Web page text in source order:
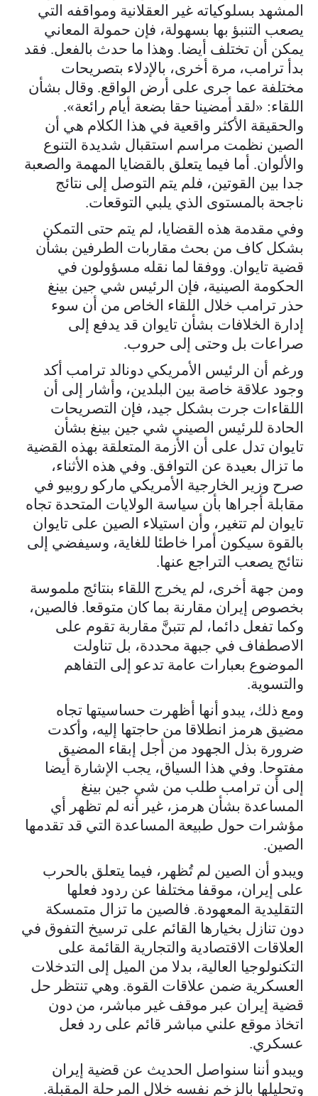
المشهد بسلوكياته غير العقلانية ومواقفه التي
يصعب التنبؤ بها بسهولة، فإن حمولة المعاني
يمكن أن تختلف أيضا. وهذا ما حدث بالفعل. فقد
بدأ ترامب، مرة أخرى، بالإدلاء بتصريحات
مختلفة عما جرى على أرض الواقع. وقال بشأن
اللقاء: «لقد أمضينا حقا بضعة أيام رائعة».
والحقيقة الأكثر واقعية في هذا الكلام هي أن
الصين نظمت مراسم استقبال شديدة التنوع
والألوان. أما فيما يتعلق بالقضايا المهمة والصعبة
جدا بين القوتين، فلم يتم التوصل إلى نتائج
ناجحة بالمستوى الذي يلبي التوقعات.
وفي مقدمة هذه القضايا، لم يتم حتى التمكن
بشكل كاف من بحث مقاربات الطرفين بشأن
قضية تايوان. ووفقا لما نقله مسؤولون في
الحكومة الصينية، فإن الرئيس شي جين بينغ
حذر ترامب خلال اللقاء الخاص من أن سوء
إدارة الخلافات بشأن تايوان قد يدفع إلى
صراعات بل وحتى إلى حروب.
ورغم أن الرئيس الأمريكي دونالد ترامب أكد
وجود علاقة خاصة بين البلدين، وأشار إلى أن
اللقاءات جرت بشكل جيد، فإن التصريحات
الحادة للرئيس الصيني شي جين بينغ بشأن
تايوان تدل على أن الأزمة المتعلقة بهذه القضية
ما تزال بعيدة عن التوافق. وفي هذه الأثناء،
صرح وزير الخارجية الأمريكي ماركو روبيو في
مقابلة أجراها بأن سياسة الولايات المتحدة تجاه
تايوان لم تتغير، وأن استيلاء الصين على تايوان
بالقوة سيكون أمرا خاطئا للغاية، وسيفضي إلى
نتائج يصعب التراجع عنها.
ومن جهة أخرى، لم يخرج اللقاء بنتائج ملموسة
بخصوص إيران مقارنة بما كان متوقعا. فالصين،
وكما تفعل دائما، لم تتبنَّ مقاربة تقوم على
الاصطفاف في جبهة محددة، بل تناولت
الموضوع بعبارات عامة تدعو إلى التفاهم
والتسوية.
ومع ذلك، يبدو أنها أظهرت حساسيتها تجاه
مضيق هرمز انطلاقا من حاجتها إليه، وأكدت
ضرورة بذل الجهود من أجل إبقاء المضيق
مفتوحا. وفي هذا السياق، يجب الإشارة أيضا
إلى أن ترامب طلب من شي جين بينغ
المساعدة بشأن هرمز، غير أنه لم تظهر أي
مؤشرات حول طبيعة المساعدة التي قد تقدمها
الصين.
ويبدو أن الصين لم تُظهر، فيما يتعلق بالحرب
على إيران، موقفا مختلفا عن ردود فعلها
التقليدية المعهودة. فالصين ما تزال متمسكة
دون تنازل بخيارها القائم على ترسيخ التفوق في
العلاقات الاقتصادية والتجارية القائمة على
التكنولوجيا العالية، بدلا من الميل إلى التدخلات
العسكرية ضمن علاقات القوة. وهي تنتظر حل
قضية إيران عبر موقف غير مباشر، من دون
اتخاذ موقع علني مباشر قائم على رد فعل
عسكري.
ويبدو أننا سنواصل الحديث عن قضية إيران
وتحليلها بالزخم نفسه خلال المرحلة المقبلة.